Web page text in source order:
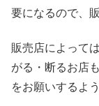
要になるので、
販売店によって
がる・断るお店
をお願いするよ